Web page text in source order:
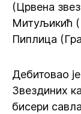
(Црвена
Митуљикић
Пиплица
Дебитовао
Звездиних
бисери